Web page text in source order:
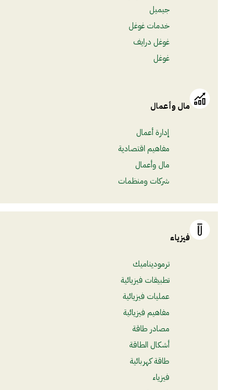
جيميل
خدمات غوغل
غوغل درايف
غوغل
مال وأعمال
إدارة أعمال
مفاهيم اقتصادية
مال وأعمال
شركات ومنظمات
فيزياء
ترموديناميك
تطبيقات فيزيائية
عمليات فيزيائية
مفاهيم فيزيائية
مصادر طاقة
أشكال الطاقة
طاقة كهربائية
فيزياء